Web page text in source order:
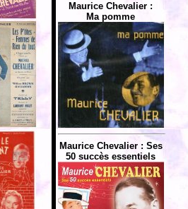
Maurice Chevalier :
Ma pomme
Maurice Chevalier : Ses
50 succès essentiels